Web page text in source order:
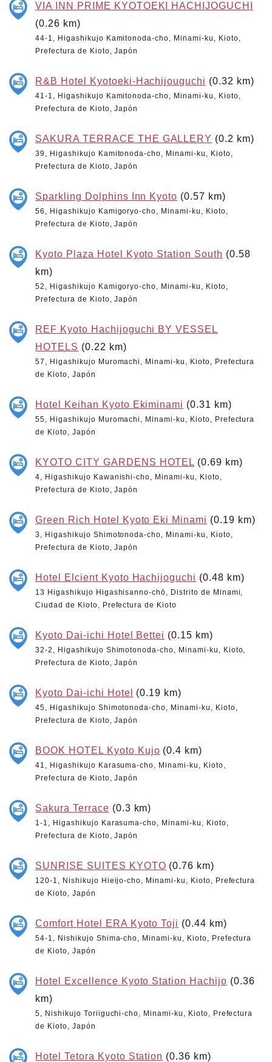
VIA INN PRIME KYOTOEKI HACHIJOGUCHI
(0.26 km)
44-1, Higashikujo Kamitonoda-cho, Minami-ku, Kioto,
Prefectura de Kioto, Japón
R&B Hotel Kyotoeki-Hachijouguchi (0.32 km)
41-1, Higashikujo Kamitonoda-cho, Minami-ku, Kioto,
Prefectura de Kioto, Japón
SAKURA TERRACE THE GALLERY (0.2 km)
39, Higashikujo Kamitonoda-cho, Minami-ku, Kioto,
Prefectura de Kioto, Japón
Sparkling Dolphins Inn Kyoto (0.57 km)
56, Higashikujo Kamigoryo-cho, Minami-ku, Kioto,
Prefectura de Kioto, Japón
Kyoto Plaza Hotel Kyoto Station South (0.58
km)
52, Higashikujo Kamigoryo-cho, Minami-ku, Kioto,
Prefectura de Kioto, Japón
REF Kyoto Hachijoguchi BY VESSEL
HOTELS (0.22 km)
57, Higashikujo Muromachi, Minami-ku, Kioto, Prefectura
de Kioto, Japón
Hotel Keihan Kyoto Ekiminami (0.31 km)
55, Higashikujo Muromachi, Minami-ku, Kioto, Prefectura
de Kioto, Japón
KYOTO CITY GARDENS HOTEL (0.69 km)
4, Higashikujo Kawanishi-cho, Minami-ku, Kioto,
Prefectura de Kioto, Japón
Green Rich Hotel Kyoto Eki Minami (0.19 km)
3, Higashikujo Shimotonoda-cho, Minami-ku, Kioto,
Prefectura de Kioto, Japón
Hotel Elcient Kyoto Hachijoguchi (0.48 km)
13 Higashikujo Higashisanno-chō, Distrito de Minami,
Ciudad de Kioto, Prefectura de Kioto
Kyoto Dai-ichi Hotel Bettei (0.15 km)
32-2, Higashikujo Shimotonoda-cho, Minami-ku, Kioto,
Prefectura de Kioto, Japón
Kyoto Dai-ichi Hotel (0.19 km)
45, Higashikujo Shimotonoda-cho, Minami-ku, Kioto,
Prefectura de Kioto, Japón
BOOK HOTEL Kyoto Kujo (0.4 km)
41, Higashikujo Karasuma-cho, Minami-ku, Kioto,
Prefectura de Kioto, Japón
Sakura Terrace (0.3 km)
1-1, Higashikujo Karasuma-cho, Minami-ku, Kioto,
Prefectura de Kioto, Japón
SUNRISE SUITES KYOTO (0.76 km)
120-1, Nishikujo Hieijo-cho, Minami-ku, Kioto, Prefectura
de Kioto, Japón
Comfort Hotel ERA Kyoto Toji (0.44 km)
54-1, Nishikujo Shima-cho, Minami-ku, Kioto, Prefectura
de Kioto, Japón
Hotel Excellence Kyoto Station Hachijo (0.36
km)
5, Nishikujo Toriiguchi-cho, Minami-ku, Kioto, Prefectura
de Kioto, Japón
Hotel Tetora Kyoto Station (0.36 km)